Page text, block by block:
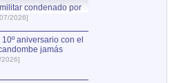
condenado por
2026]
aniversario con el
jamás